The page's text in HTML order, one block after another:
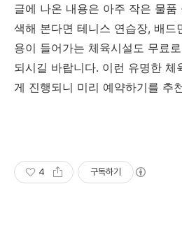
글에 나온 내용은 아주 작은 물품
색해 본다면 테니스 연습장, 배드
용이 들어가는 체육시설도 무료
되시길 바랍니다. 이런 유명한 체
게 진행되니 미리 예약하기를 추
4 구독하기